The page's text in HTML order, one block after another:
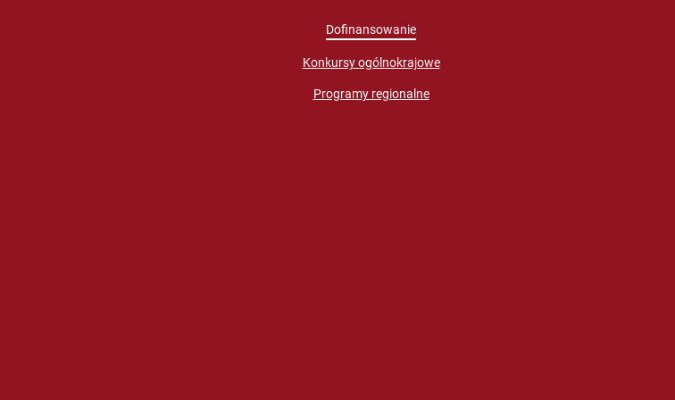
Dofinansowanie
Konkursy ogólnokrajowe
Programy regionalne